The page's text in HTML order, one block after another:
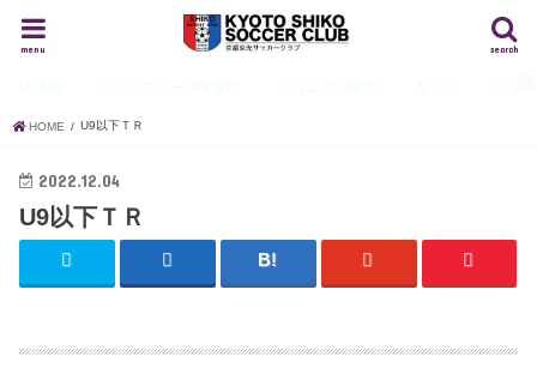
search
menu
HOME U9以下ＴＲ
2022.12.04
U9以下ＴＲ